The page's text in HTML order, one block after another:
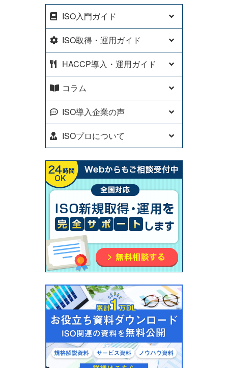
ISO入門ガイド
ISO取得・運用ガイド
HACCP導入・運用ガイド
コラム
ISO導入企業の声
ISOプロについて